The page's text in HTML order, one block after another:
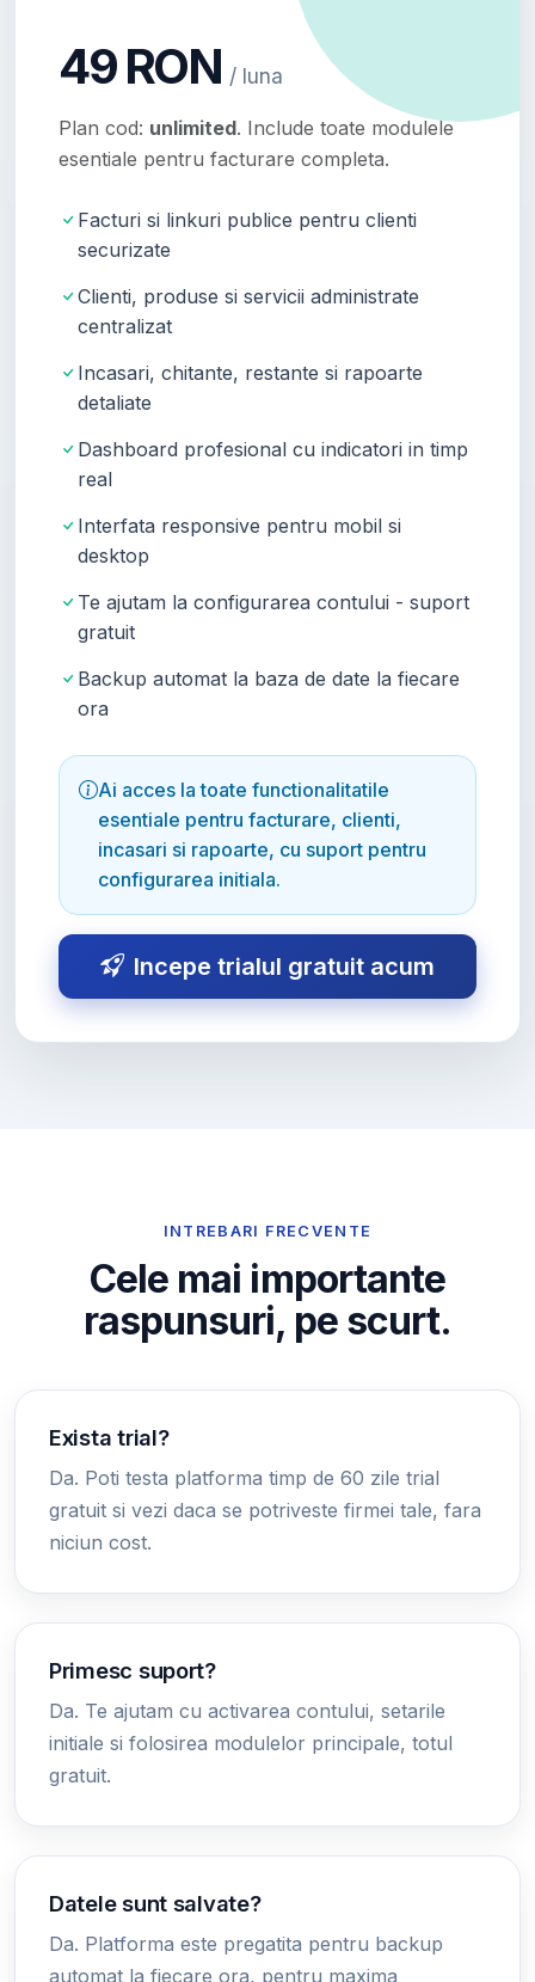
49 RON / luna
Plan cod: unlimited. Include toate modulele
esentiale pentru facturare completa.
Facturi si linkuri publice pentru clienti
securizate
Clienti, produse si servicii administrate
centralizat
Incasari, chitante, restante si rapoarte
detaliate
Dashboard profesional cu indicatori in timp
real
Interfata responsive pentru mobil si
desktop
Te ajutam la configurarea contului - suport
gratuit
Backup automat la baza de date la fiecare
ora
Ai acces la toate functionalitatile
esentiale pentru facturare, clienti,
incasari si rapoarte, cu suport pentru
configurarea initiala.
Incepe trialul gratuit acum
INTREBARI FRECVENTE
Cele mai importante
raspunsuri, pe scurt.
Exista trial?
Da. Poti testa platforma timp de 60 zile trial
gratuit si vezi daca se potriveste firmei tale, fara
niciun cost.
Primesc suport?
Da. Te ajutam cu activarea contului, setarile
initiale si folosirea modulelor principale, totul
gratuit.
Datele sunt salvate?
Da. Platforma este pregatita pentru backup
automat la fiecare ora, pentru maxima